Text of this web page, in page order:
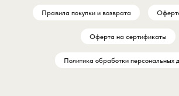
Правила покупки и возврата
Оферта на сертификаты
Политика обработки персональных